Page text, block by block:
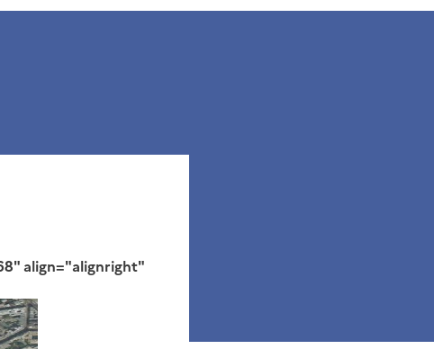
align="alignright"